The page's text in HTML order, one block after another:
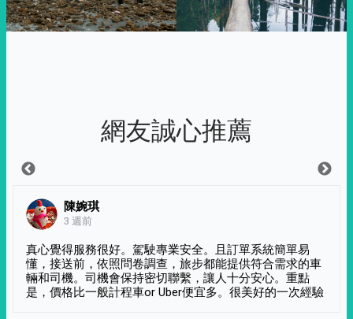
網友誠心推薦
陳婉琪
3 週前
真心覺得服務很好。駕駛專業安全。且訂單系統簡單易
懂，接送前，依照問卷調查，旅步都能提供符合需求的車
輛和司機。司機會保持密切聯繫，讓人十分安心。重點
是，價格比一般計程車or Uber便宜多。很美好的一次經驗